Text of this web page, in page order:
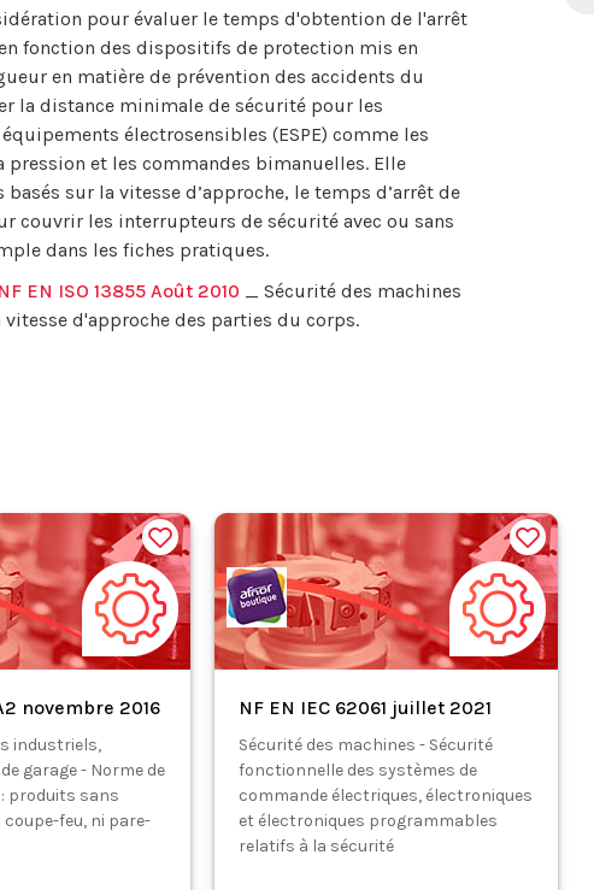
pour évaluer le temps d'obtention de l'arrêt
fonction des dispositifs de protection mis en
en matière de prévention des accidents du
la distance minimale de sécurité pour les
électrosensibles (ESPE) comme les
et les commandes bimanuelles. Elle
sur la vitesse d’approche, le temps d’arrêt de
couvrir les interrupteurs de sécurité avec ou sans
dans les fiches pratiques.
NF EN ISO 13855 Août 2010 _ Sécurité des machines
d'approche des parties du corps.
novembre 2016
industriels,
garage - Norme de
: produits sans
feu, ni pare-
NF EN IEC 62061 juillet 2021
Sécurité des machines - Sécurité
fonctionnelle des systèmes de
commande électriques, électroniques
et électroniques programmables
relatifs à la sécurité